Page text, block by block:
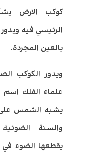
كوكب الارض
الرئيسي فيه
بالعين المجردة.
ويدور الكوكب
والسنة